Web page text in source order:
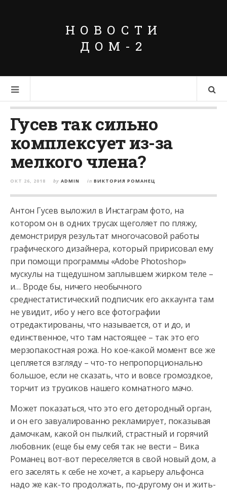
НОВОСТИ
ДОМ-2
Гусев так сильно
комплексует из-за
мелкого члена?
ОКТ 26, 2018 by ADMIN in ВИКТОРИЯ РОМАНЕЦ
Антон Гусев выложил в Инстаграм фото, на
котором он в одних трусах щеголяет по пляжу,
демонстрируя результат многочасовой работы
графического дизайнера, который пририсовал ему
при помощи программы «Adobe Photoshop»
мускулы на тщедушном заплывшем жирком теле –
и… Вроде бы, ничего необычного
среднестатистический подписчик его аккаунта там
не увидит, ибо у него все фотографии
отредактированы, что называется, от и до, и
единственное, что там настоящее – так это его
мерзопакостная рожа. Но кое-какой момент все же
цепляется взгляду – что-то непропорционально
большое, если не сказать, что и вовсе громоздкое,
торчит из трусиков нашего комнатного мачо.
Может показаться, что это его детородный орган,
и он его завуалированно рекламирует, показывая
дамочкам, какой он пылкий, страстный и горячий
любовник (еще бы ему себя так не вести – Вика
Романец вот-вот переселяется в свой новый дом, а
его заселять к себе не хочет, а карьеру альфонса
надо же как-то продолжать, по-другому он и жить-